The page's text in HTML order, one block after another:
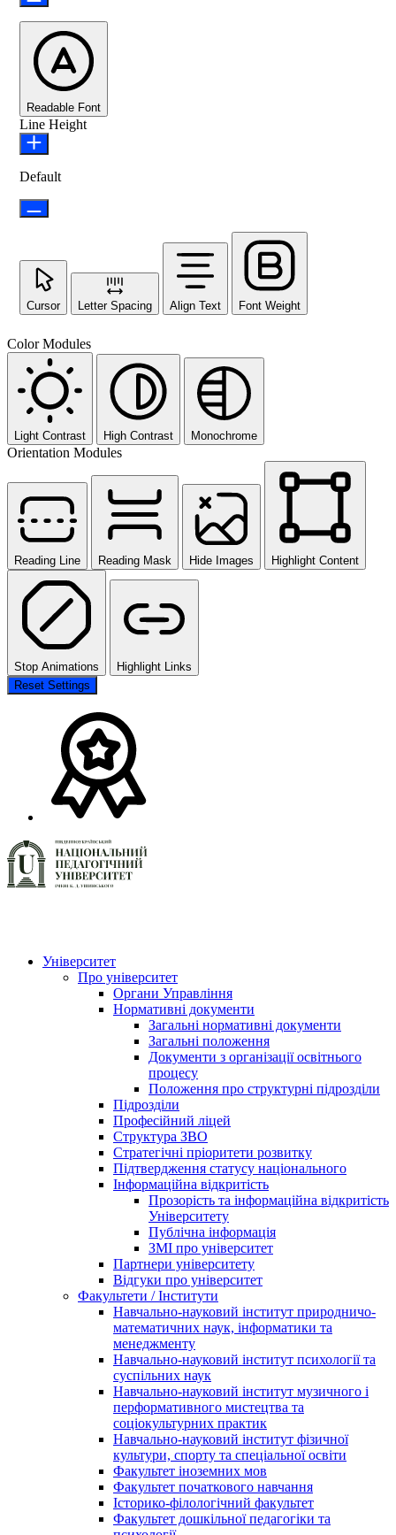
Readable Font
Line Height
Default
Cursor Letter Spacing Align Text Font Weight
Color Modules
Light Contrast High Contrast Monochrome
Orientation Modules
Reading Line Reading Mask Hide Images Highlight Content
Stop Animations
Highlight Links
Reset Settings
Університет
Про університет
Органи Управління
Нормативні документи
Загальні нормативні документи
Загальні положення
Документи з організації освітнього
процесу
Положення про структурні підрозділи
Підрозділи
Професійний ліцей
Структура ЗВО
Стратегічні пріоритети розвитку
Підтвердження статусу національного
Інформаційна відкритість
Прозорість та інформаційна відкритість
Університету
Публічна інформація
ЗМІ про університет
Партнери університету
Відгуки про університет
Факультети / Інститути
Навчально-науковий інститут природничо-
математичних наук, інформатики та
менеджменту
Навчально-науковий інститут психології та
суспільних наук
Навчально-науковий інститут музичного і
перформативного мистецтва та
соціокультурних практик
Навчально-науковий інститут фізичної
культури, спорту та спеціальної освіти
Факультет іноземних мов
Факультет початкового навчання
Історико-філологічний факультет
Факультет дошкільної педагогіки та